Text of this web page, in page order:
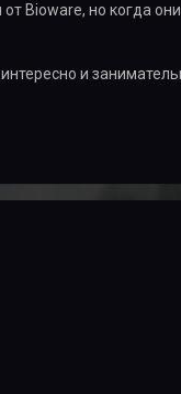
Bioware, но когда
и